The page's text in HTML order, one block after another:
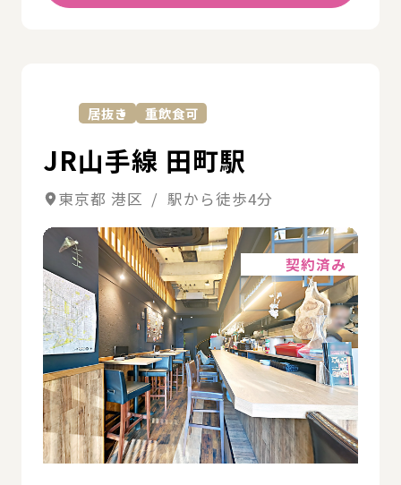
居抜き 重飲食可
JR山手線 田町駅
東京都 港区 / 駅から徒歩4分
契約済み